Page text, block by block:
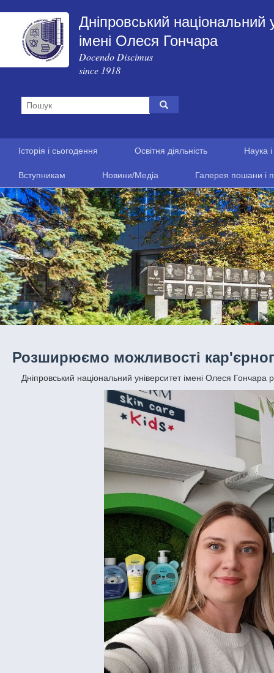
Дніпровський національний
імені Олеся Гончара
Docendo Discimus
since 1918
Історія і сьогодення Освітня діяльність Наука
Вступникам Новини/Медіа Галерея пошани і
Розширюємо можливості
Дніпровський національний університет імені Олеся